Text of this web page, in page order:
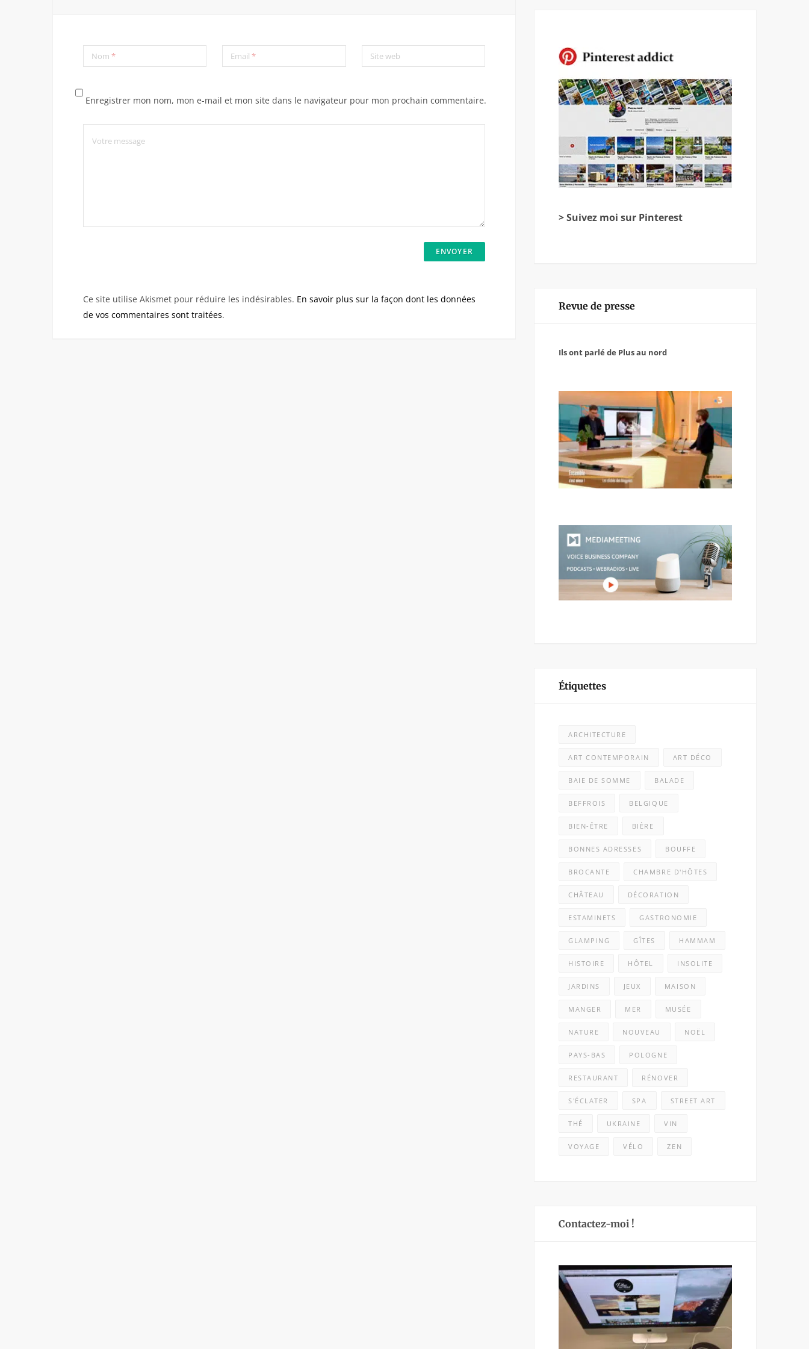
Nom * Email* Site web
Enregistrer mon nom, mon e-mail et mon site dans le navigateur pour mon prochain commentaire.
Ce site utilise Akismet pour réduire les indésirables. En savoir plus sur la façon dont les données
de vos commentaires sont traitées.
> Suivez moi sur Pinterest
Revue de presse
Ils ont parlé de Plus au nord
Étiquettes
ARCHITECTURE
ART CONTEMPORAIN ART DÉCO
BAIE DE SOMME BALADE
BEFFROIS BELGIQUE
BIEN-ÊTRE BIÈRE
BONNES ADRESSES BOUFFE
BROCANTE CHAMBRE D'HÔTES
CHÂTEAU DÉCORATION
ESTAMINETS GASTRONOMIE
GLAMPING GÎTES HAMMAM
HISTOIRE HÔTEL INSOLITE
JARDINS JEUX MAISON
MANGER MER MUSÉE
NATURE NOUVEAU NOËL
PAYS-BAS POLOGNE
RESTAURANT RÉNOVER
S'ÉCLATER SPA STREET ART
THÉ UKRAINE VIN
VOYAGE VÉLO ZEN
Contactez-moi !